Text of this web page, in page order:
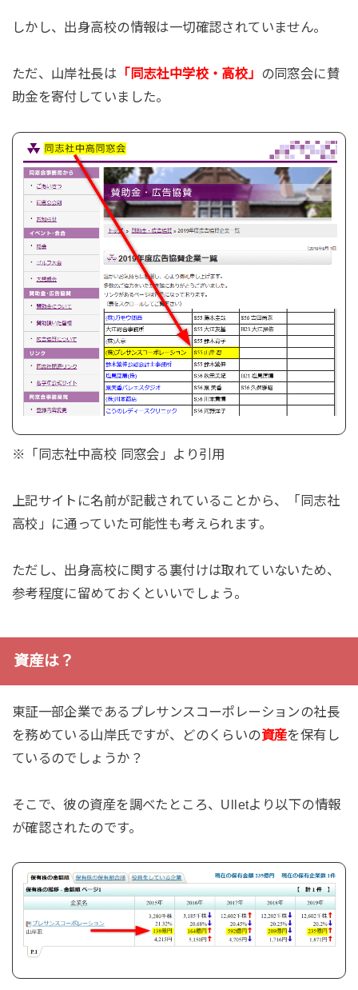
しかし、出身高校の情報は一切確認されていません。
ただ、山岸社長は 「同志社中学校・高校」 の同窓会に賛
助金を寄付していました。
※「同志社中高校 同窓会」より引用
上記サイトに名前が記載されていることから、「同志社
高校」に通っていた可能性も考えられます。
ただし、出身高校に関する裏付けは取れていないため、
参考程度に留めておくといいでしょう。
資産は？
東証一部企業であるプレサンスコーポレーションの社長
を務めている山岸氏ですが、どのくらいの資産を保有し
ているのでしょうか？
そこで、彼の資産を調べたところ、Ulletより以下の情報
が確認されたのです。